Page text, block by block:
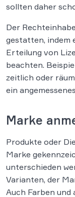
sollten daher
Der
gestatten, indem
Erteilung von
beachten.
zeitlich oder
ein
Marke
Produkte oder
Marke
unterschieden
Varianten, der
Auch Farben und